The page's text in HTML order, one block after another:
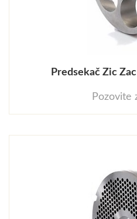
Predsekač Zic
Pozovite